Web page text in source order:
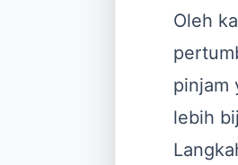
Oleh
pinjam
lebih